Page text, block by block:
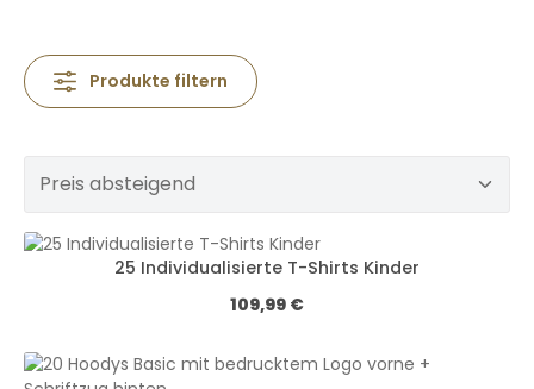
Produkte filtern
25 Individualisierte T-Shirts Kinder
Regulärer Preis:
109,99 €